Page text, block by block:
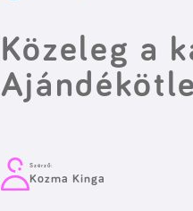
Közeleg a
Szerző:
Kozma Kinga